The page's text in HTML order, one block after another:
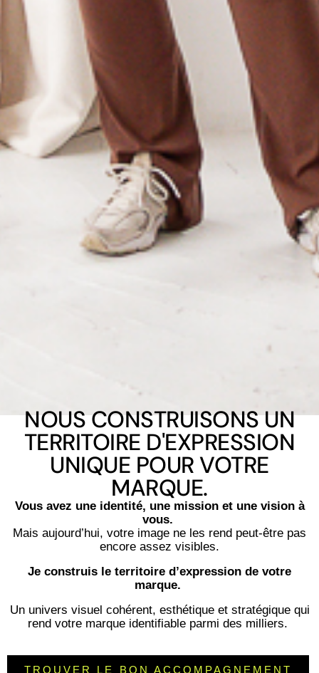
NOUS CONSTRUISONS UN
TERRITOIRE D'EXPRESSION
UNIQUE POUR VOTRE
MARQUE.
Vous avez une identité, une mission et une vision à
vous.
Mais aujourd’hui, votre image ne les rend peut-être pas
encore assez visibles.
Je construis le territoire d’expression de votre
marque.
Un univers visuel cohérent, esthétique et stratégique qui
rend votre marque identifiable parmi des milliers.
TROUVER LE BON ACCOMPAGNEMENT